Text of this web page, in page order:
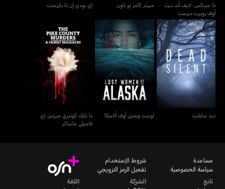
ذا جينكس: لايف أند ديث
أوف روبرت ديرست
ميردر كامز تو تاون إي بودي إن ذا بايزمنت
ديد سايلنت
ديد سايلنت
لوست ويمين أوف ألاسكا
لوست ويمين أوف ألاسكا
ذا بايك كونتري ميردرز: إي
فاميلي ماساكر
ذا بايك كونتري ميردرز: إي
فاميلي ماساكر
مساعدة
سياسة الخصوصية
شروط الاستخدام
تفعيل الرمز الترويجي
تابع
الشركة
اللغة